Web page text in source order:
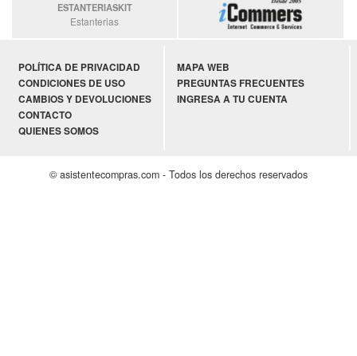
ESTANTERIASKIT
Estanterias
POLÍTICA DE PRIVACIDAD
CONDICIONES DE USO
CAMBIOS Y DEVOLUCIONES
CONTACTO
QUIENES SOMOS
MAPA WEB
PREGUNTAS FRECUENTES
INGRESA A TU CUENTA
© asistentecompras.com - Todos los derechos reservados